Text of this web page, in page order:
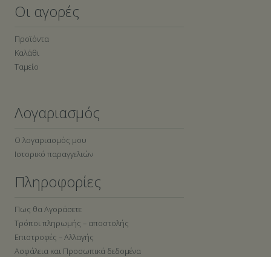
Οι αγορές
Προϊόντα
Καλάθι
Ταμείο
Λογαριασμός
Ο λογαριασμός μου
Ιστορικό παραγγελιών
Πληροφορίες
Πως θα Αγοράσετε
Τρόποι πληρωμής – αποστολής
Επιστροφές – Αλλαγής
Ασφάλεια και Προσωπικά δεδομένα